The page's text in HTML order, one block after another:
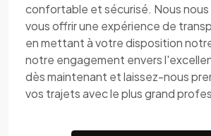
confortable et sécurisé. Nous nous
vous offrir une expérience de
en mettant à votre disposition
notre engagement envers
dès maintenant et laissez-nous
vos trajets avec le plus grand